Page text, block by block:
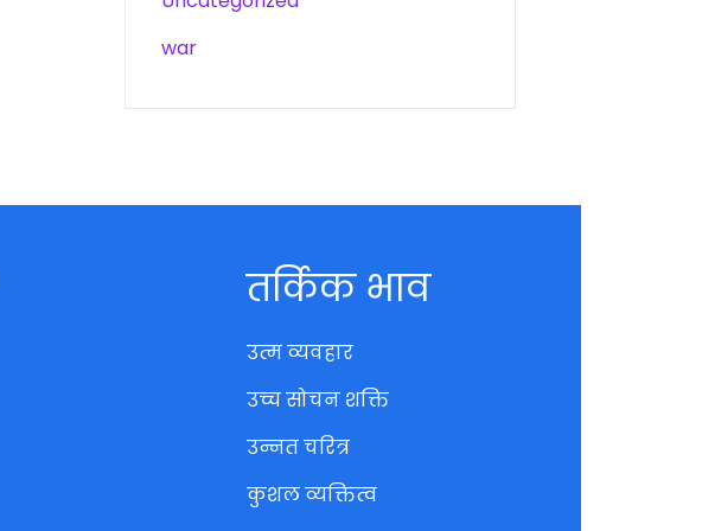
war
तर्किक भाव
उत्म व्यवहार
उच्च सोचन शक्ति
उन्नत चरित्र
कुशल व्यक्तित्व